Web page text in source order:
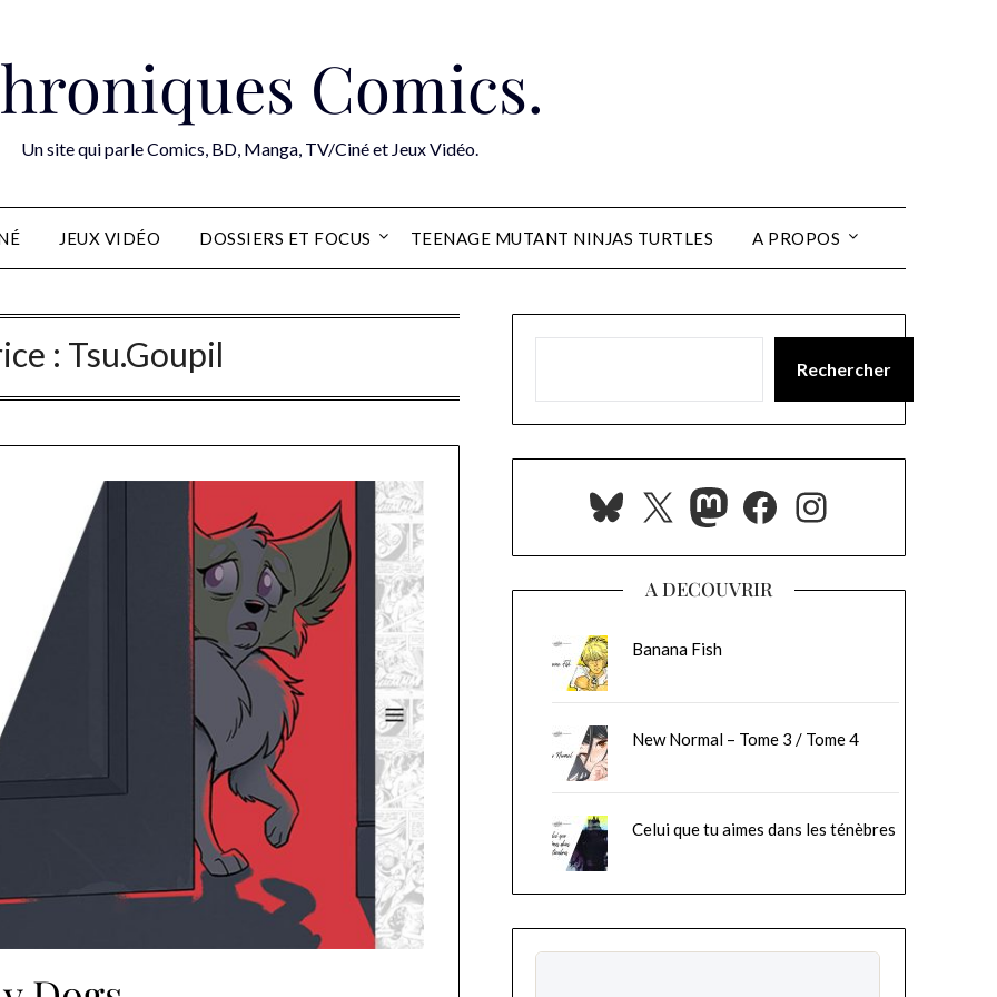
Comics.
Un site qui parle Comics, BD, Manga, TV/Ciné et Jeux Vidéo.
JEUX VIDÉO DOSSIERS ET FOCUS TEENAGE MUTANT NINJAS TURTLES A PROPOS
: Tsu.Goupil Rechercher
Bluesky
X Mastodon
Facebook
Instagram
A DECOUVRIR
Banana Fish
New Normal – Tome 3 / Tome 4
Celui que tu aimes dans les ténèbres